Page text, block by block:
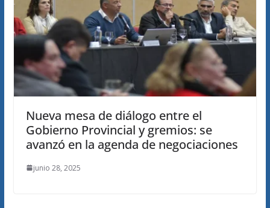
Nueva mesa de diálogo entre el
Gobierno Provincial y gremios: se
avanzó en la agenda de negociaciones
junio 28, 2025